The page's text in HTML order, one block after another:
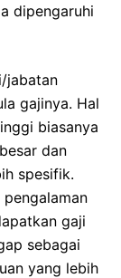
dipengaruhi
jabatan
gajinya. Hal
biasanya
dan
spesifik.
pengalaman
gaji
sebagai
yang lebih